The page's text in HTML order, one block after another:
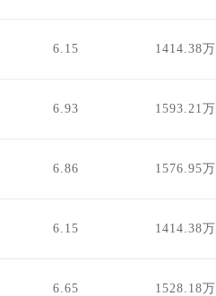
6.15 1414.38万
6.93 1593.21万
6.86 1576.95万
6.15 1414.38万
6.65 1528.18万